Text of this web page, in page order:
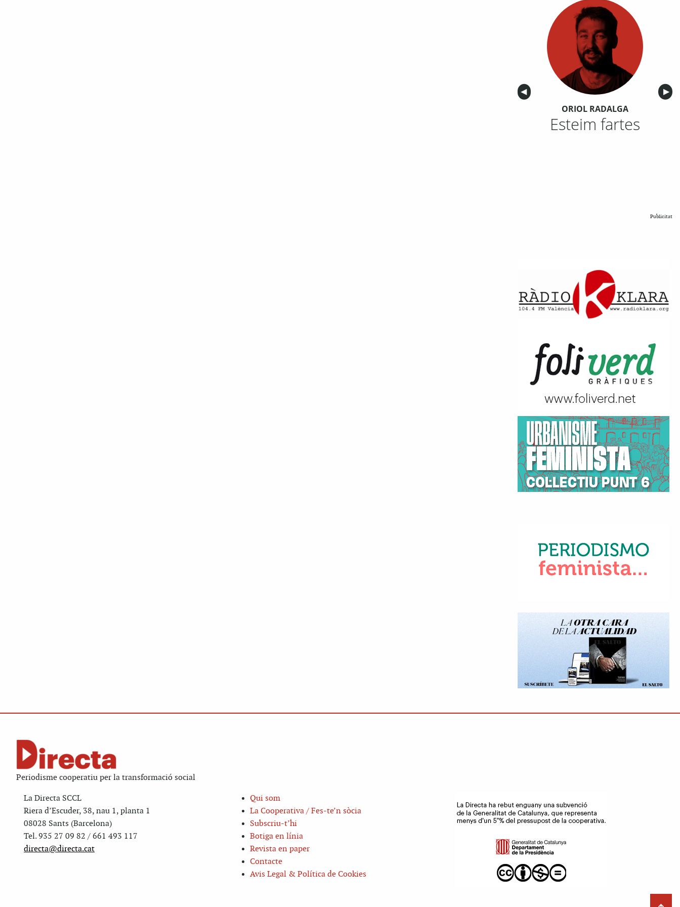
Anterior
◀︎ ▶︎
ORIOL RADALGA
Esteim fartes
Publicitat
Periodisme cooperatiu per la transformació social
La Directa SCCL
Riera d’Escuder, 38, nau 1, planta 1
08028 Sants (Barcelona)
Tel. 935 27 09 82 / 661 493 117
directa@directa.cat
Qui som
La Cooperativa / Fes-te’n sòcia
Subscriu-t’hi
Botiga en línia
Revista en paper
Contacte
Avis Legal & Política de Cookies